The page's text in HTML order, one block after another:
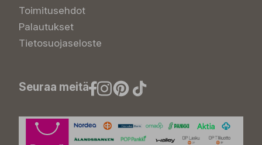
Toimitusehdot
Palautukset
Tietosuojaseloste
Seuraa meitä